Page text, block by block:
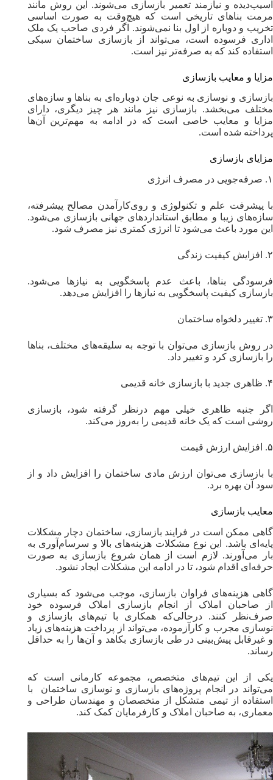
آسیب‌دیده و نیازمند تعمیر بازسازی می‌شوند. این روش مانند
مرمت بناهای تاریخی است که هیچ‌وقت به صورت اساسی
تخریب و دوباره از اول بنا نمی‌شوند. اگر فردی صاحب یک ملک
اداری فرسوده است، می‌تواند از بازسازی ساختمان سبکی
استفاده کند که به صرفه‌تر نیز است.
مزایا و معایب بازسازی
بازسازی و نوسازی به نوعی جان دوباره‌ای به بناها و سازه‌های
مختلف می‌بخشد. بازسازی نیز مانند هر چیز دیگری، دارای
مزایا و معایب خاصی است که در ادامه به مهم‌ترین آن‌ها
پرداخته شده است.
مزایای بازسازی
۱. صرفه‌جویی در مصرف انرژی
با پیشرفت علم و تکنولوژی و روی‌کارآمدن مصالح پیشرفته،
سازه‌های زیبا و مطابق استانداردهای جهانی بازسازی می‌شود.
این مورد باعث می‌شود تا انرژی کمتری نیز مصرف شود.
۲. افزایش کیفیت زندگی
فرسودگی بناها، باعث عدم پاسخگویی به نیازها می‌شود.
بازسازی کیفیت پاسخگویی به نیازها را افزایش می‌دهد.
۳. تغییر دلخواه ساختمان
در روش بازسازی می‌توان با توجه به سلیقه‌های مختلف، بناها
را بازسازی کرد و تغییر داد.
۴. ظاهری جدید با بازسازی خانه‌ قدیمی
اگر جنبه ظاهری خیلی مهم درنظر گرفته شود، بازسازی
روشی است که یک خانه قدیمی را به‌روز می‌کند.
۵. افزایش ارزش قیمت
با بازسازی می‌توان ارزش مادی ساختمان را افزایش داد و از
سود آن بهره برد.
معایب بازسازی
گاهی ممکن است در فرایند بازسازی، ساختمان دچار مشکلات
پایه‌ای باشد. این نوع مشکلات هزینه‌های بالا و سرسام‌آوری به
بار می‌آورند. لازم است از همان شروع بازسازی به صورت
حرفه‌ای اقدام شود، تا در ادامه این مشکلات ایجاد نشود.
گاهی هزینه‌های فراوان بازسازی، موجب می‌شود که بسیاری
از صاحبان املاک از انجام بازسازی املاک فرسوده خود
صرف‌نظر کنند. درحالی‌که همکاری با تیم‌های بازسازی و
نوسازی مجرب و کارآزموده، می‌تواند از پرداخت هزینه‌های زیاد
و غیرقابل پیش‌بینی در طی بازسازی بکاهد و آن‌ها را به حداقل
رساند.
یکی از این تیم‌های متخصص، مجموعه کارمانی است که
می‌تواند در انجام پروژه‌های بازسازی و نوسازی ساختمان با
استفاده از تیمی متشکل از متخصصان و مهندسان طراحی و
معماری، به صاحبان املاک و کارفرمایان کمک کند‌.